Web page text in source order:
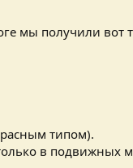
мы получили вот
типом).
в подвижных